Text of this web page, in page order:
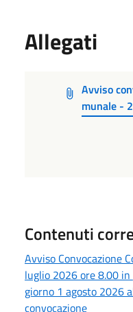
Allegati
Avviso
munale -
Contenuti
Avviso Convocazione
luglio 2026 ore 8.00
giorno 1 agosto 2026
convocazione